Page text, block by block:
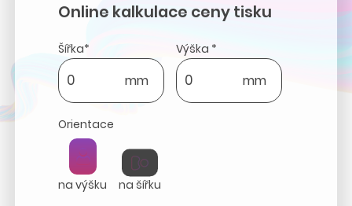
Online kalkulace ceny tisku
Šířka*
mm
Výška *
mm
Orientace
na výšku
na šířku